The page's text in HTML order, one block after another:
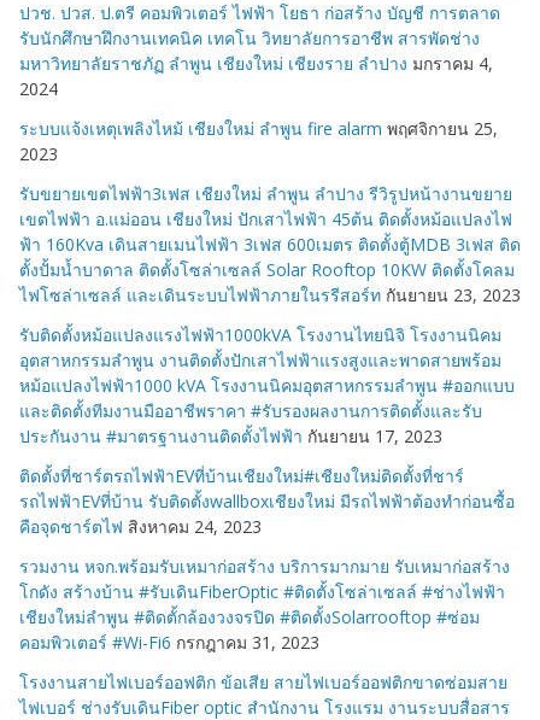
ปวช. ปวส. ป.ตรี คอมพิวเตอร์ ไฟฟ้า โยธา ก่อสร้าง บัญชี การตลาด
รับนักศึกษาฝึกงานเทคนิค เทคโน วิทยาลัยการอาชีพ สารพัดช่าง
มหาวิทยาลัยราชภัฏ ลำพูน เชียงใหม่ เชียงราย ลำปาง มกราคม 4,
2024
ระบบแจ้งเหตุเพลิงไหม้ เชียงใหม่ ลำพูน fire alarm พฤศจิกายน 25,
2023
รับขยายเขตไฟฟ้า3เฟส เชียงใหม่ ลำพูน ลำปาง รีวิรูปหน้างานขยาย
เขตไฟฟ้า อ.แม่ออน เชียงใหม่ ปักเสาไฟฟ้า 45ต้น ติดตั้งหม้อแปลงไฟ
ฟ้า 160Kva เดินสายเมนไฟฟ้า 3เฟส 600เมตร ติดตั้งตู้MDB 3เฟส ติด
ตั้งปั้มน้ำบาดาล ติดตั้งโซล่าเซลล์ Solar Rooftop 10KW ติดตั้งโคลม
ไฟโซล่าเซลล์ และเดินระบบไฟฟ้าภายในรรีสอร์ท กันยายน 23, 2023
รับติดตั้งหม้อแปลงแรงไฟฟ้า1000kVA โรงงานไทยนิจิ โรงงานนิคม
อุตสาหกรรมลำพูน งานติดตั้งปักเสาไฟฟ้าแรงสูงและพาดสายพร้อม
หม้อแปลงไฟฟ้า1000 kVA โรงงานนิคมอุตสาหกรรมลำพูน #ออกแบบ
และติดตั้งทีมงานมืออาชีพราคา #รับรองผลงานการติดตั้งและรับ
ประกันงาน #มาตรฐานงานติดตั้งไฟฟ้า กันยายน 17, 2023
ติดตั้งที่ชาร์ตรถไฟฟ้าEVที่บ้านเชียงใหม่#เชียงใหม่ติดตั้งที่ชาร์
รถไฟฟ้าEVที่บ้าน รับติดตั้งwallboxเชียงใหม่ มีรถไฟฟ้าต้องทำก่อนซื้อ
คือจุดชาร์ตไฟ สิงหาคม 24, 2023
รวมงาน หจก.พร้อมรับเหมาก่อสร้าง บริการมากมาย รับเหมาก่อสร้าง
โกดัง สร้างบ้าน #รับเดินFiberOptic #ติดตั้งโซล่าเซลล์ #ช่างไฟฟ้า
เชียงใหม่ลำพูน #ติดตั้กล้องวงจรปิด #ติดตั้งSolarrooftop #ซ่อม
คอมพิวเตอร์ #Wi-Fi6 กรกฎาคม 31, 2023
โรงงานสายไฟเบอร์ออฟติก ข้อเสีย สายไฟเบอร์ออฟติกขาดซ่อมสาย
ไฟเบอร์ ช่างรับเดินFiber optic สำนักงาน โรงแรม งานระบบสื่อสาร